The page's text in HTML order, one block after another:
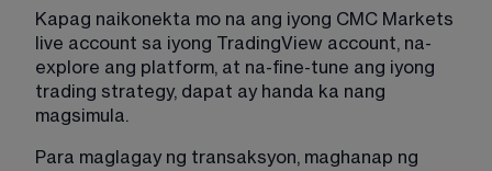
Kapag naikonekta mo na ang iyong CMC Markets
live account sa iyong TradingView account, na-
explore ang platform, at na-fine-tune ang iyong
trading strategy, dapat ay handa ka nang
magsimula.
Para maglagay ng transaksyon, maghanap ng